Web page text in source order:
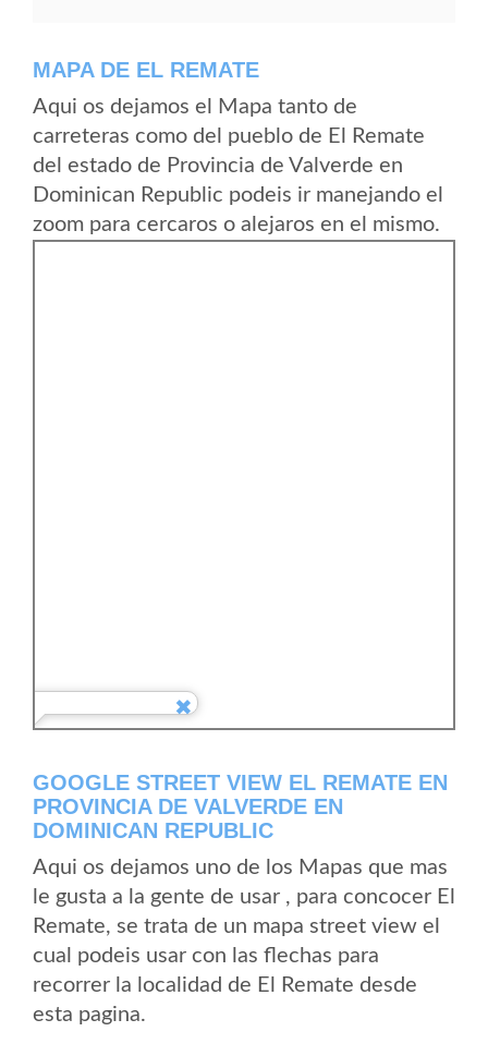
MAPA DE EL REMATE
Aqui os dejamos el Mapa tanto de
carreteras como del pueblo de El Remate
del estado de Provincia de Valverde en
Dominican Republic podeis ir manejando el
zoom para cercaros o alejaros en el mismo.
GOOGLE STREET VIEW EL REMATE EN
PROVINCIA DE VALVERDE EN
DOMINICAN REPUBLIC
Aqui os dejamos uno de los Mapas que mas
le gusta a la gente de usar , para concocer El
Remate, se trata de un mapa street view el
cual podeis usar con las flechas para
recorrer la localidad de El Remate desde
esta pagina.